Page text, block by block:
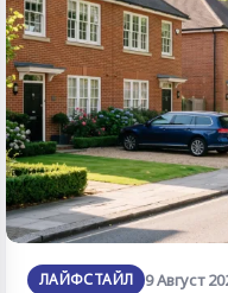
ЛАЙФСТАЙЛ 9 Август